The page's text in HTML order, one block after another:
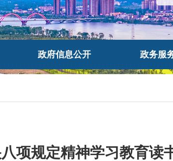
政府信息公开 政务服
项规定精神学习教育读